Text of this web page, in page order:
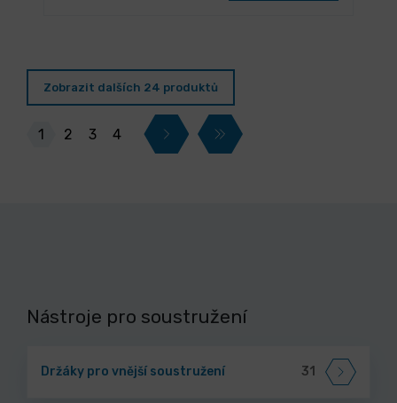
Zobrazit dalších 24 produktů
1 2 3 4
Nástroje pro soustružení
Držáky pro vnější soustružení 31